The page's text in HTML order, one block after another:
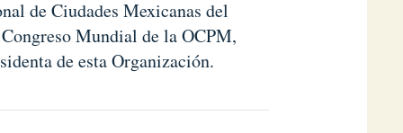
de Ciudades Mexicanas del
Mundial de la OCPM,
de esta Organización.